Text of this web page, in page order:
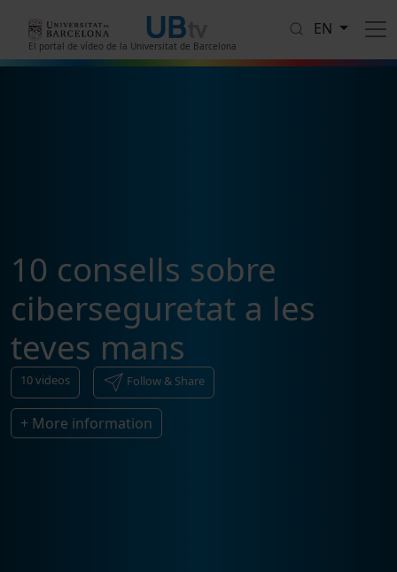
El portal de vídeo de la Universitat de Barcelona
EN
10 consells sobre
ciberseguretat a les
teves mans
10videos Follow & Share
+ More information